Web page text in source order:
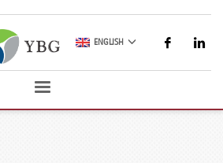
ENGLISH